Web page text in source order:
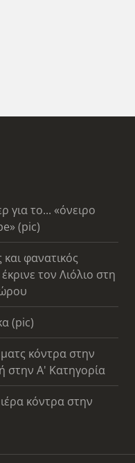
για το... «όνειρο
(pic)
φανατικός
τον Λιόλιο στη
(pic)
κόντρα στην
στην Α' Κατηγορία
κόντρα στην